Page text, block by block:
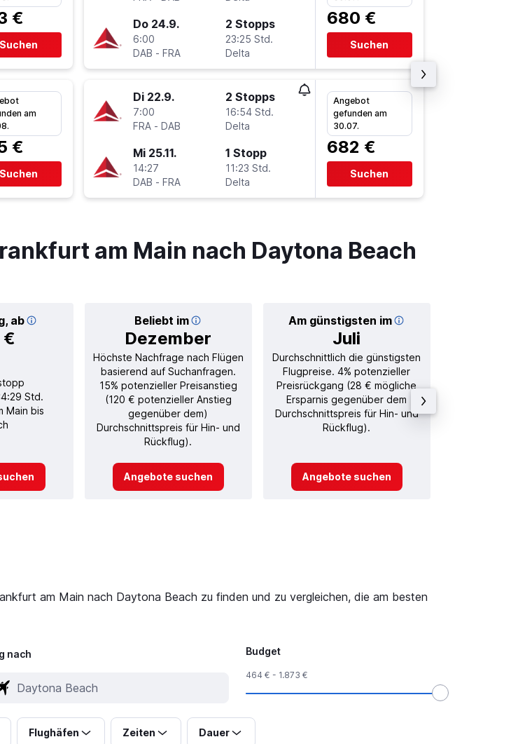
€
Suchen
am
€
Suchen
Do 24.9.
6:00
DAB - FRA
2 Stopps
23:25 Std.
Delta
680 €
Suchen
Di 22.9.
7:00
FRA- DAB
2 Stopps
16:54 Std.
Delta
Mi 25.11.
14:27
DAB - FRA
1 Stopp
11:23 Std.
Delta
Angebot
gefunden am
30.07.
682 €
Suchen
am Main nach Daytona Beach
ab Beliebt im
Dezember
Am günstigsten im
Juli
Std.
Main bis
Höchste Nachfrage nach Flügen
basierend auf Suchanfragen.
15% potenzieller Preisanstieg
(120 € potenzieller Anstieg
gegenüber dem)
Durchschnittspreis für Hin- und
Rückflug).
Angebote suchen
Durchschnittlich die günstigsten
Flugpreise. 4% potenzieller
Preisrückgang (28 € mögliche
Ersparnis gegenüber dem
Durchschnittspreis für Hin- und
Rückflug).
Angebote suchen
am Main nach Daytona Beach zu finden und zu vergleichen, die am besten
nach Budget
464 € - 1.873 €
Flughäfen Zeiten Dauer